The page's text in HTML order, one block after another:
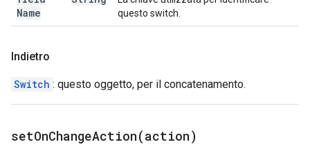
Name
questo switch.
Indietro
Switch : questo oggetto, per il concatenamento.
setOnChangeAction(action)